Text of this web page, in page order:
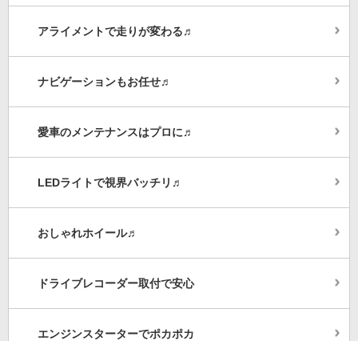
アライメントで走りが変わる♬
ナビゲーションもお任せ♬
愛車のメンテナンスはプロに♬
LEDライトで視界バッチリ♬
おしゃれホイール♬
ドライブレコーダー取付で安心
エンジンスターターでポカポカ